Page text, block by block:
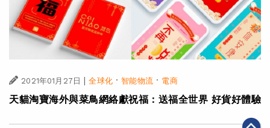
2021年01月27日 | 全球化·智能物流· 電商
天貓淘寶海外與菜鳥網絡獻祝福：送福全世界 好貨好體驗